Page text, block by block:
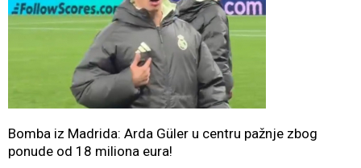
Bomba iz Madrida: Arda Güler u centru pažnje zbog
ponude od 18 miliona eura!